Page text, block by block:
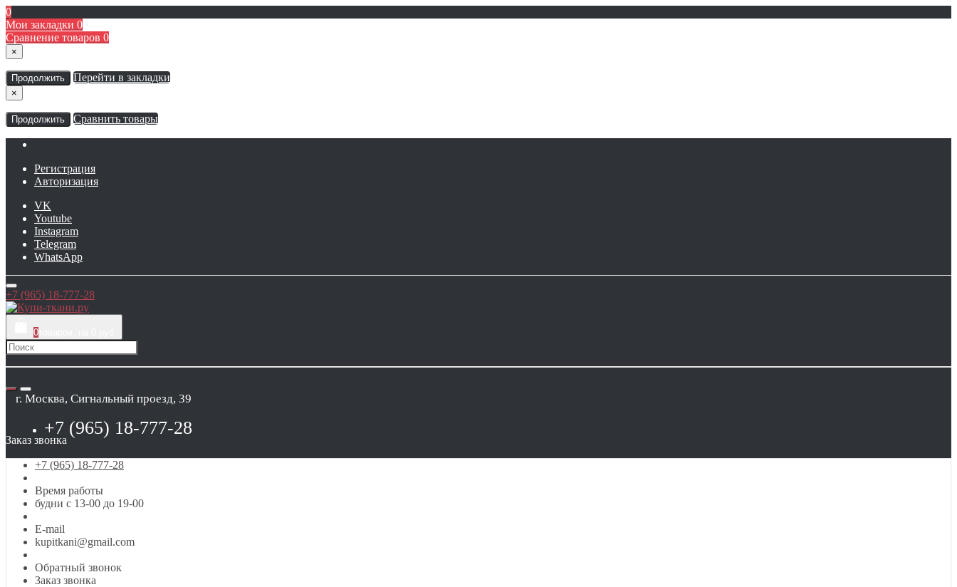
0
Мои закладки 0
Сравнение товаров 0
×
Продолжить Перейти в закладки
×
Продолжить Сравнить товары
Регистрация
Авторизация
VK
Youtube
Instagram
Telegram
WhatsApp
+7 (965) 18-777-28
0
г. Москва, Сигнальный проезд, 39
+7 (965) 18-777-28
Заказ звонка
+7 (965) 18-777-28
Время работы
будни с 13-00 до 19-00
E-mail
kupitkani@gmail.com
Обратный звонок
Заказ звонка